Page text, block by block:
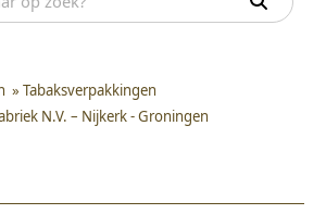
» Tabaksverpakkingen
N.V. – Nijkerk - Groningen